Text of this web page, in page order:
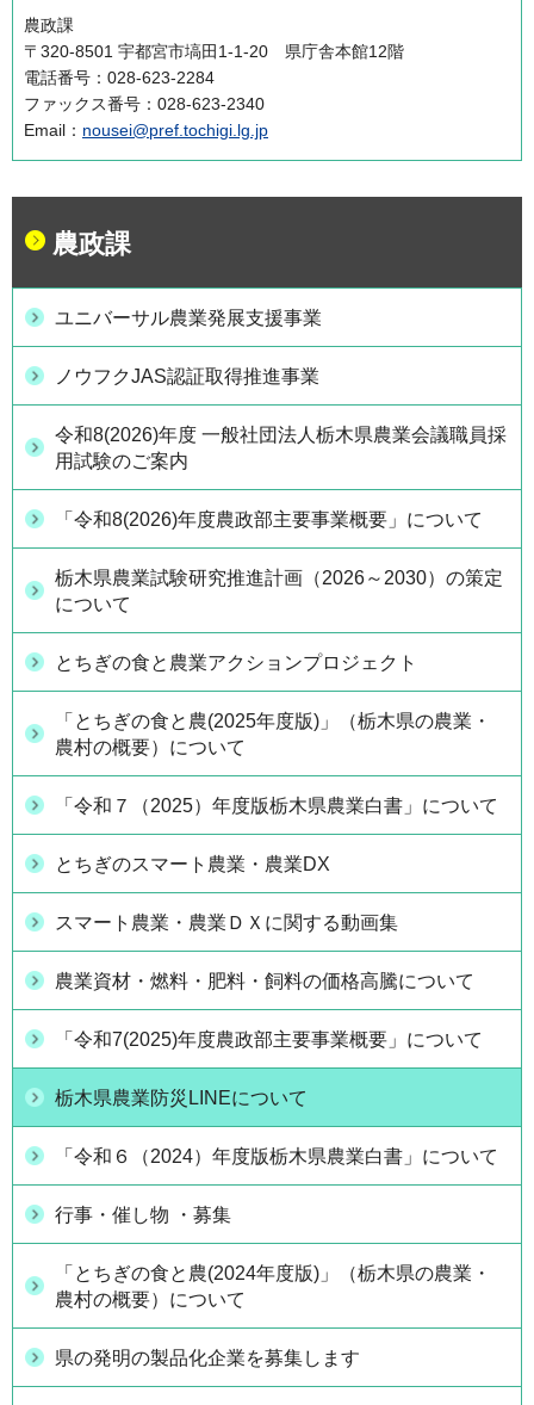
農政課
〒320-8501 宇都宮市塙田1-1-20 県庁舎本館12階
電話番号：028-623-2284
ファックス番号：028-623-2340
Email： nousei@pref.tochigi.lg.jp
農政課
ユニバーサル農業発展支援事業
ノウフクJAS認証取得推進事業
令和8(2026)年度 一般社団法人栃木県農業会議職員採
用試験のご案内
「令和8(2026)年度農政部主要事業概要」について
栃木県農業試験研究推進計画（2026～2030）の策定
について
とちぎの食と農業アクションプロジェクト
「とちぎの食と農(2025年度版)」（栃木県の農業・
農村の概要）について
「令和７（2025）年度版栃木県農業白書」について
とちぎのスマート農業・農業DX
スマート農業・農業ＤＸに関する動画集
農業資材・燃料・肥料・飼料の価格高騰について
「令和7(2025)年度農政部主要事業概要」について
栃木県農業防災LINEについて
「令和６（2024）年度版栃木県農業白書」について
行事・催し物 ・募集
「とちぎの食と農(2024年度版)」（栃木県の農業・
農村の概要）について
県の発明の製品化企業を募集します